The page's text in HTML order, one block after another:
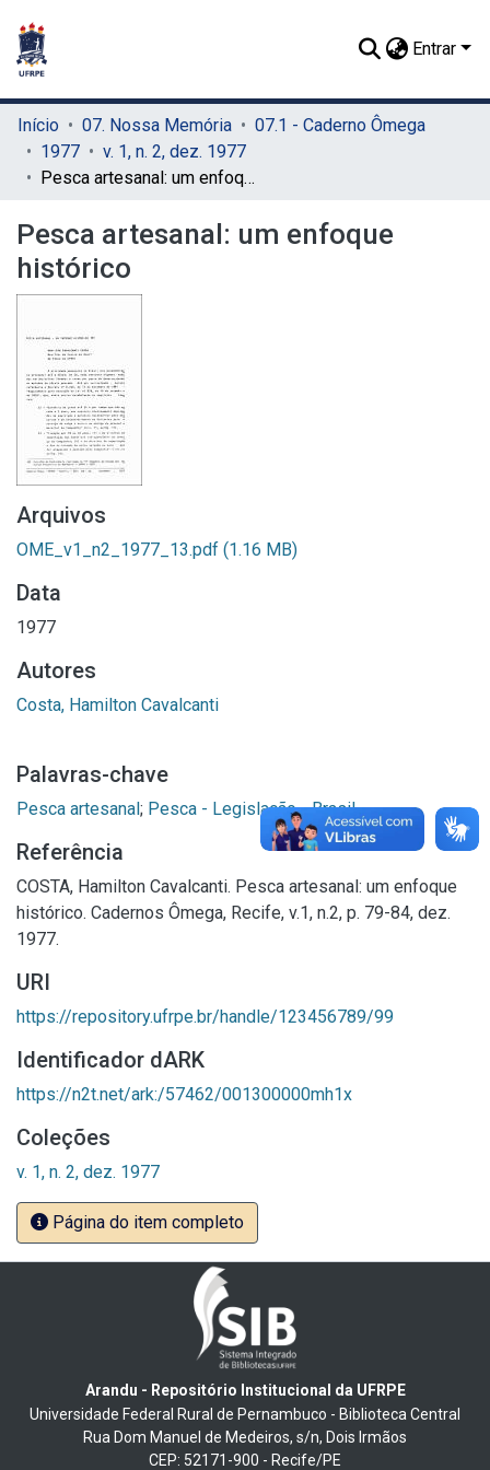
Entrar
Início 07. Nossa Memória
07.1 - Caderno Ômega
1977
v. 1, n. 2, dez. 1977
Pesca artesanal: um enfoque histórico
Pesca artesanal: um enfoque
histórico
Arquivos
OME_v1_n2_1977_13.pdf (1.16 MB)
Data
1977
Autores
Costa, Hamilton Cavalcanti
Palavras-chave
Pesca artesanal; Pesca - Legislação - Brasil
Referência
COSTA, Hamilton Cavalcanti. Pesca artesanal: um enfoque
histórico. Cadernos Ômega, Recife, v.1, n.2, p. 79-84, dez.
1977.
URI
https://repository.ufrpe.br/handle/123456789/99
Identificador dARK
https://n2t.net/ark:/57462/001300000mh1x
Coleções
v. 1, n. 2, dez. 1977
Página do item completo
Arandu - Repositório Institucional da UFRPE
Universidade Federal Rural de Pernambuco - Biblioteca Central
Rua Dom Manuel de Medeiros, s/n, Dois Irmãos
CEP: 52171-900 - Recife/PE